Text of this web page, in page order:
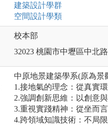
建築設計學群
空間設計學類
校本部
32023 桃園市中壢區中北
中原地景建築學系(原為景
1.接地氣的理念：從真實
2.強調創新思維：以創意
3.重視實踐精神：從坐而
4.跨領域知識技術：不局